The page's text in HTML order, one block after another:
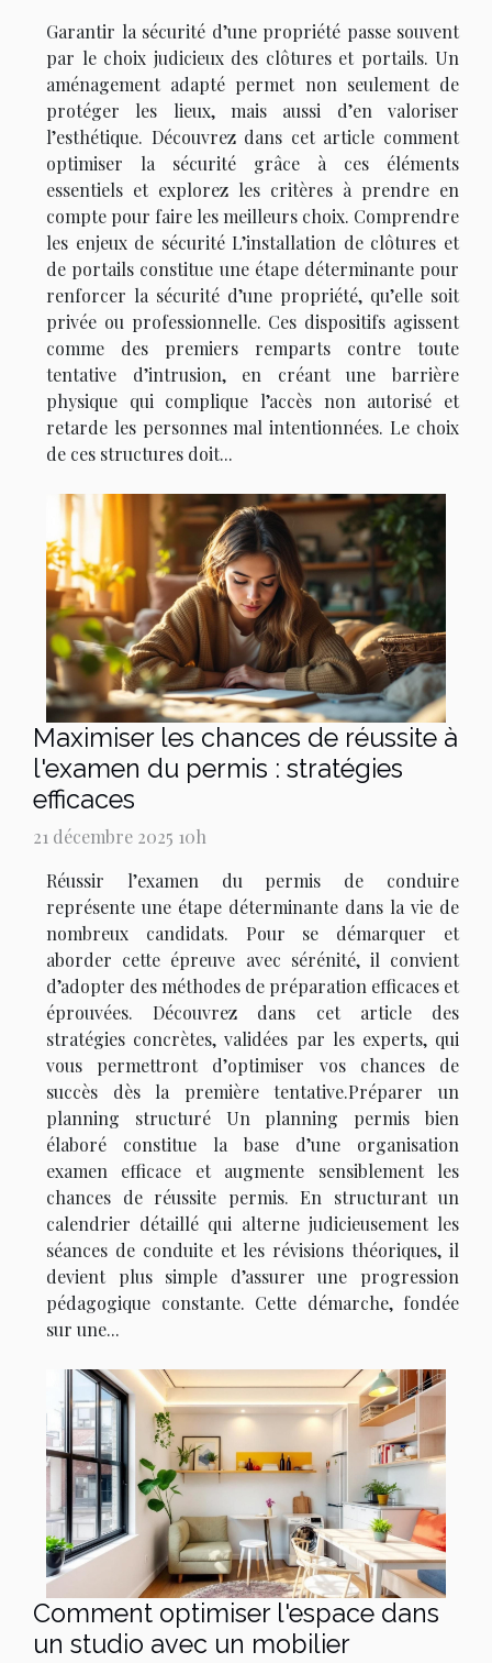
Garantir la sécurité d’une propriété passe souvent
par le choix judicieux des clôtures et portails. Un
aménagement adapté permet non seulement de
protéger les lieux, mais aussi d’en valoriser
l’esthétique. Découvrez dans cet article comment
optimiser la sécurité grâce à ces éléments
essentiels et explorez les critères à prendre en
compte pour faire les meilleurs choix. Comprendre
les enjeux de sécurité L’installation de clôtures et
de portails constitue une étape déterminante pour
renforcer la sécurité d’une propriété, qu’elle soit
privée ou professionnelle. Ces dispositifs agissent
comme des premiers remparts contre toute
tentative d’intrusion, en créant une barrière
physique qui complique l’accès non autorisé et
retarde les personnes mal intentionnées. Le choix
de ces structures doit...
Maximiser les chances de réussite à
l'examen du permis : stratégies
efficaces
21 décembre 2025 10h
Réussir l’examen du permis de conduire
représente une étape déterminante dans la vie de
nombreux candidats. Pour se démarquer et
aborder cette épreuve avec sérénité, il convient
d’adopter des méthodes de préparation efficaces et
éprouvées. Découvrez dans cet article des
stratégies concrètes, validées par les experts, qui
vous permettront d’optimiser vos chances de
succès dès la première tentative.Préparer un
planning structuré Un planning permis bien
élaboré constitue la base d’une organisation
examen efficace et augmente sensiblement les
chances de réussite permis. En structurant un
calendrier détaillé qui alterne judicieusement les
séances de conduite et les révisions théoriques, il
devient plus simple d’assurer une progression
pédagogique constante. Cette démarche, fondée
sur une...
Comment optimiser l'espace dans
un studio avec un mobilier